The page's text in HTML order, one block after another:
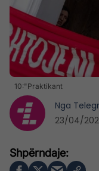
10:"Praktikant
Nga
23/04/